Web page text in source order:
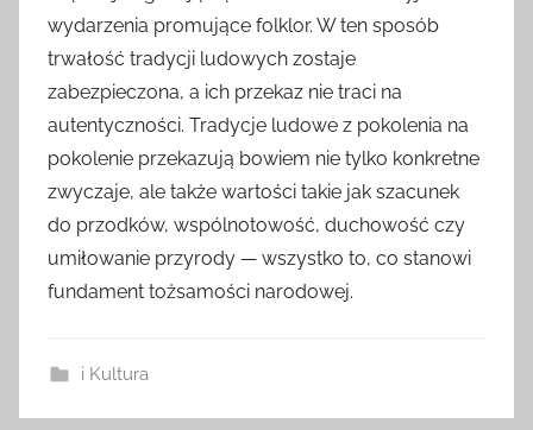
wydarzenia promujące folklor. W ten sposób
trwałość tradycji ludowych zostaje
zabezpieczona, a ich przekaz nie traci na
autentyczności. Tradycje ludowe z pokolenia na
pokolenie przekazują bowiem nie tylko konkretne
zwyczaje, ale także wartości takie jak szacunek
do przodków, wspólnotowość, duchowość czy
umiłowanie przyrody — wszystko to, co stanowi
fundament tożsamości narodowej.
i Kultura